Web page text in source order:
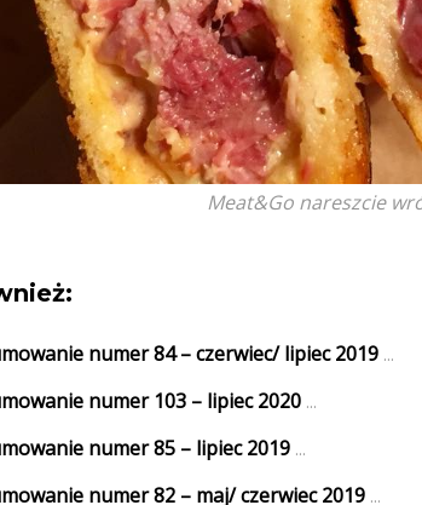
Meat&Go nareszcie
numer 84 – czerwiec/ lipiec 2019 ...
numer 103 – lipiec 2020 ...
numer 85 – lipiec 2019 ...
numer 82 – maj/ czerwiec 2019 ...